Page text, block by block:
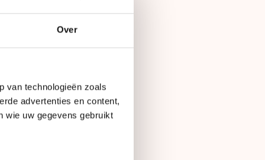
Over
van technologieën zoals
advertenties en content,
wie uw gegevens gebruikt
Op